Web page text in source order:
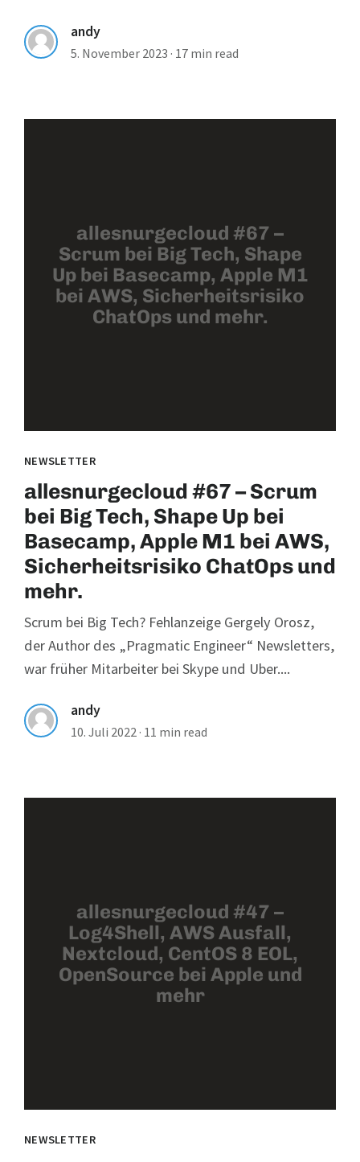
andy
5. November 2023 · 17 min read
allesnurgecloud #67 –
Scrum bei Big Tech, Shape
Up bei Basecamp, Apple M1
bei AWS, Sicherheitsrisiko
ChatOps und mehr.
NEWSLETTER
allesnurgecloud #67 – Scrum
bei Big Tech, Shape Up bei
Basecamp, Apple M1 bei AWS,
Sicherheitsrisiko ChatOps und
mehr.
Scrum bei Big Tech? Fehlanzeige Gergely Orosz,
der Author des „Pragmatic Engineer“ Newsletters,
war früher Mitarbeiter bei Skype und Uber....
andy
10. Juli 2022 · 11 min read
allesnurgecloud #47 –
Log4Shell, AWS Ausfall,
Nextcloud, CentOS 8 EOL,
OpenSource bei Apple und
mehr
NEWSLETTER